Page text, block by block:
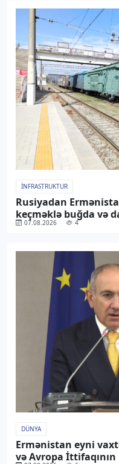
İNFRASTRUKTUR
Rusiyadan
keçməklə buğda və
07.08.2026 4
DÜNYA
Ermənistan eyni
və Avropa